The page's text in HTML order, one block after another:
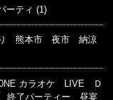
ティ (1)
熊本市 夜市 納涼
カラオケ LIVE Ｄ
了パーティー 昼宴